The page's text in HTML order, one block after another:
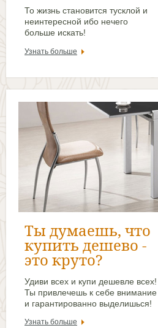
То жизнь становится тусклой и
неинтересной ибо нечего
больше искать!
Узнать больше
Ты думаешь, что
купить дешево -
это круто?
Удиви всех и купи дешевле всех!
Ты привлечешь к себе внимание
и гарантированно выделишься!
Узнать больше